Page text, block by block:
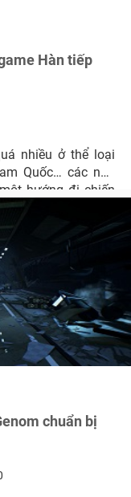
Hàn tiếp
nhiều ở thể loại
Quốc… các nhà
hướng đi chiến
lại thành công
chuẩn bị